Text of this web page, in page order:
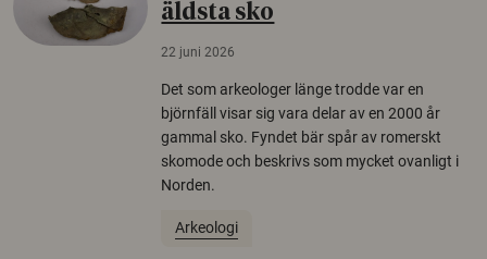
äldsta sko
22 juni 2026
Det som arkeologer länge trodde var en
björnfäll visar sig vara delar av en 2000 år
gammal sko. Fyndet bär spår av romerskt
skomode och beskrivs som mycket ovanligt i
Norden.
Arkeologi